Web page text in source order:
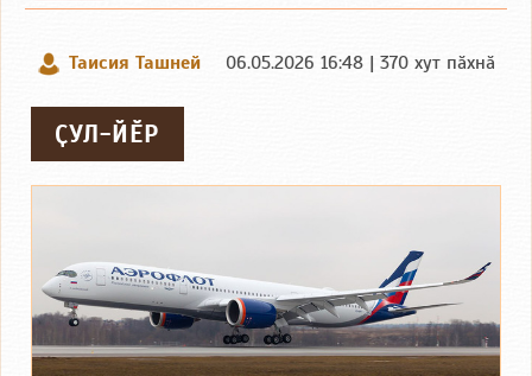
Таисия Ташней 06.05.2026 16:48 | 370 хут пӑхнӑ
ҪУЛ-ЙӖР